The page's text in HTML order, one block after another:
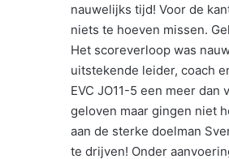
nauwelijks tijd! Voor de
niets te hoeven missen.
Het scoreverloop was
uitstekende leider, coach
EVC JO11-5 een meer
geloven maar gingen niet
aan de sterke doelman
te drijven! Onder